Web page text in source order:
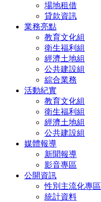
場地租借
貸款資訊
業務亮點
教育文化組
衛生福利組
經濟土地組
公共建設組
綜合業務
活動紀實
教育文化組
衛生福利組
經濟土地組
公共建設組
媒體報導
新聞報導
影音專區
公開資訊
性別主流化專區
統計資料